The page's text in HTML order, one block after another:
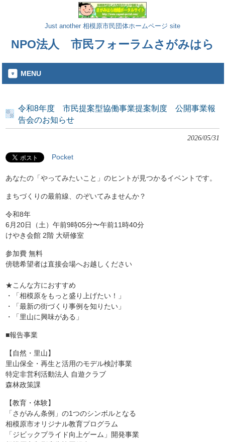
Just another 相模原市民団体ホームページ site
NPO法人 市民フォーラムさがみはら
MENU
令和8年度 市民提案型協働事業提案制度 公開事業報
告会のお知らせ
2026/05/31
Pocket
あなたの「やってみたいこと」のヒントが見つかるイベントです。
まちづくりの最前線、のぞいてみませんか？
令和8年
6月20日（土）午前9時05分〜午前11時40分
けやき会館 2階 大研修室
参加費 無料
傍聴希望者は直接会場へお越しください
★こんな方におすすめ
・「相模原をもっと盛り上げたい！」
・「最新の街づくり事例を知りたい」
・「里山に興味がある」
■報告事業
【自然・里山】
里山保全・再生と活用のモデル検討事業
特定非営利活動法人 自遊クラブ
森林政策課
【教育・体験】
「さがみん条例」の1つのシンボルとなる
相模原市オリジナル教育プログラム
「ジビックプライド向上ゲーム」開発事業